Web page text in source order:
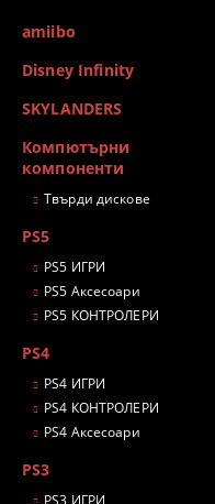
amiibo
Disney Infinity
SKYLANDERS
Компютърни
компоненти
Твърди дискове
PS5
PS5 ИГРИ
PS5 Аксесоари
PS5 КОНТРОЛЕРИ
PS4
PS4 ИГРИ
PS4 КОНТРОЛЕРИ
PS4 Аксесоари
PS3